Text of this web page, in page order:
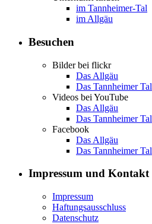
im Tannheimer-Tal
im Allgäu
Besuchen
Bilder bei flickr
Das Allgäu
Das Tannheimer Tal
Videos bei YouTube
Das Allgäu
Das Tannheimer Tal
Facebook
Das Allgäu
Das Tannheimer Tal
Impressum und Kontakt
Impressum
Haftungsausschluss
Datenschutz